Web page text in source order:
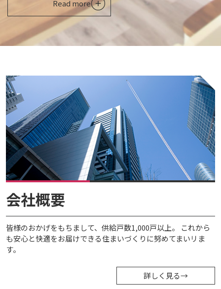
Read more
会社概要
皆様のおかげをもちまして、供給戸数1,000戸以上。 これから
も安心と快適をお届けできる住まいづくりに努めてまいリま
す。
詳しく見る→